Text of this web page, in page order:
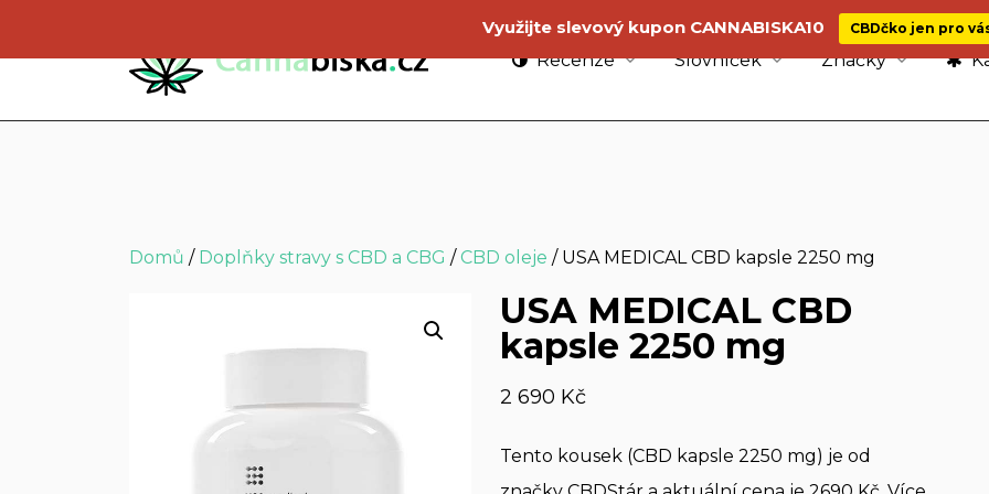
Recenze Slovníček Značky
Domů / Doplňky stravy s CBD a CBG /CBD oleje / USA MEDICAL CBD kapsle 2250 mg
USA MEDICAL CBD
kapsle 2250 mg
2 690 Kč
Tento kousek (CBD kapsle 2250 mg) je od
Využijte slevový kupon CANNABISKA10 CBDčko jen pro